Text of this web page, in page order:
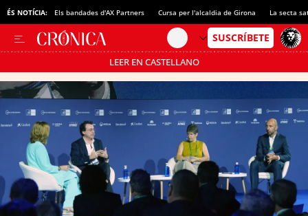
ÉS NOTÍCIA: Els bandades d'AX Partners Cursa per l'alcaldia de Girona La secta
LEER EN CASTELLANO
Passa’t al mode estalvi